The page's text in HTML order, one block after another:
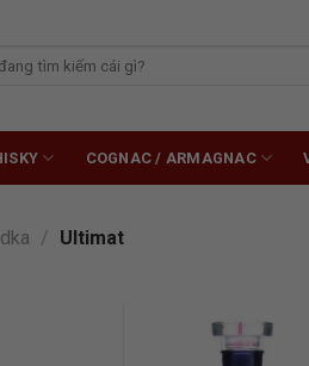
COGNAC / ARMAGNAC
/ Ultimat